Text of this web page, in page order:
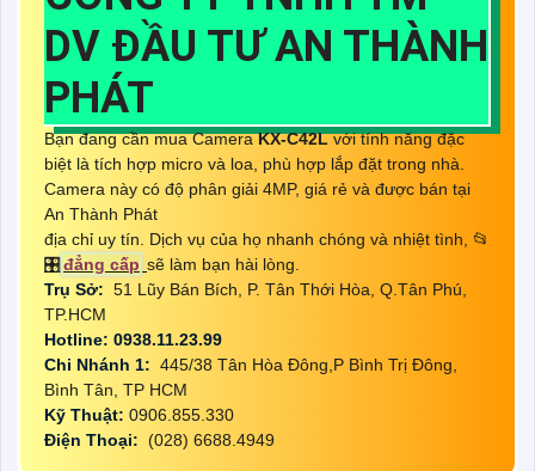
DV ĐẦU TƯ AN THÀNH
PHÁT
Bạn đang cần mua CameraKX-C42Lvới tính năng đặc
biệt là tích hợp micro và loa, phù hợp lắp đặt trong nhà.
Camera này có độ phân giải 4MP, giá rẻ và được bán tại
An Thành Phát
địa chỉ uy tín. Dịch vụ của họ nhanh chóng và nhiệt tình, 📂
🎛 đẳng cấp sẽ làm bạn hài lòng.
Trụ Sở: 51 Lũy Bán Bích, P. Tân Thới Hòa, Q.Tân Phú,
TP.HCM
Hotline: 0938.11.23.99
Chi Nhánh 1: 445/38 Tân Hòa Đông,P Bình Trị Đông,
Bình Tân, TP HCM
Kỹ Thuật: 0906.855.330
Điện Thoại: (028) 6688.4949